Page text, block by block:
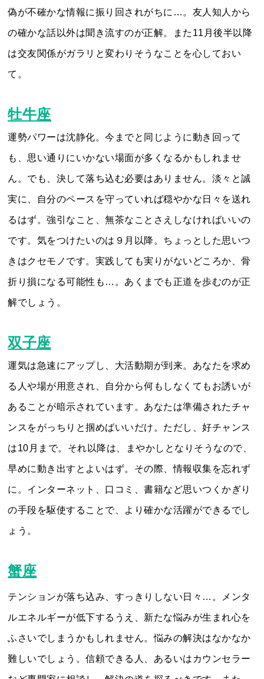
偽が不確かな情報に振り回されがちに…。友人知人から
の確かな話以外は聞き流すのが正解。また11月後半以降
は交友関係がガラリと変わりそうなことを心しておい
て。
牡牛座
運勢パワーは沈静化。今までと同じように動き回って
も、思い通りにいかない場面が多くなるかもしれませ
ん。でも、決して落ち込む必要はありません。淡々と誠
実に、自分のペースを守っていれば穏やかな日々を送れ
るはず。強引なこと、無茶なことさえしなければいいの
です。気をつけたいのは９月以降。ちょっとした思いつ
きはクセモノです。実践しても実りがないどころか、骨
折り損になる可能性も…。あくまでも正道を歩むのが正
解でしょう。
双子座
運気は急速にアップし、大活動期が到来。あなたを求め
る人や場が用意され、自分から何もしなくてもお誘いが
あることが暗示されています。あなたは準備されたチャ
ンスをがっちりと掴めばいいだけ。ただし、好チャンス
は10月まで。それ以降は、まやかしとなりそうなので、
早めに動き出すとよいはず。その際、情報収集を忘れず
に。インターネット、口コミ、書籍など思いつくかぎり
の手段を駆使することで、より確かな活躍ができるでし
ょう。
蟹座
テンションが落ち込み、すっきりしない日々…。メンタ
ルエネルギーが低下するうえ、新たな悩みが生まれ心を
ふさいでしまうかもしれません。悩みの解決はなかなか
難しいでしょう。信頼できる人、あるいはカウンセラー